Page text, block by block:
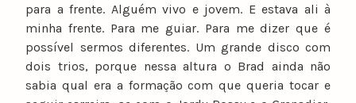
para a frente. Alguém vivo e jovem. E estava ali à
minha frente. Para me guiar. Para me dizer que é
possível sermos diferentes. Um grande disco com
dois trios, porque nessa altura o Brad ainda não
sabia qual era a formação com que queria tocar e